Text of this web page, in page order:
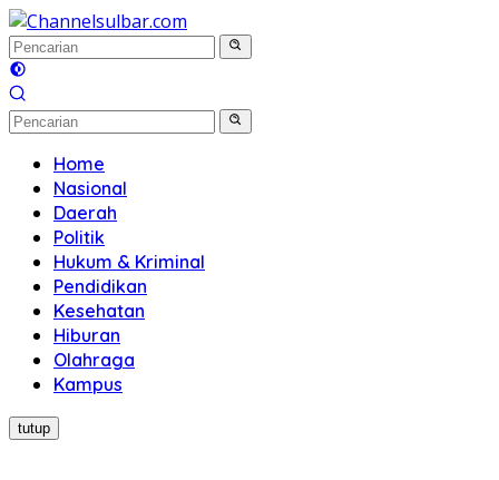
Langsung
ke
konten
Home
Nasional
Daerah
Politik
Hukum & Kriminal
Pendidikan
Kesehatan
Hiburan
Olahraga
Kampus
tutup